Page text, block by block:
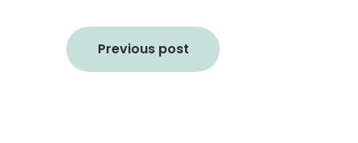
Навигация
по
Previous post